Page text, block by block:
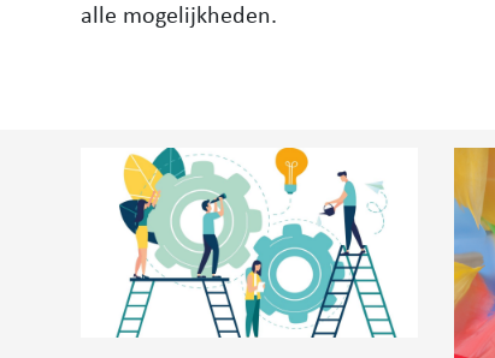
alle mogelijkheden.